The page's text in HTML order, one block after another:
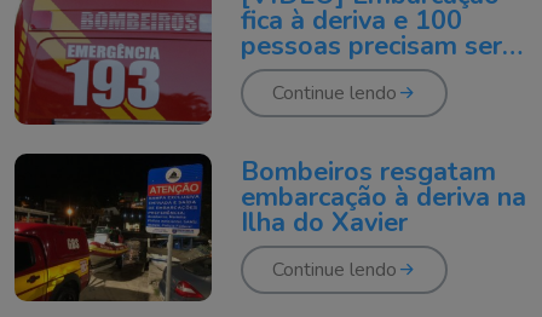
fica à deriva e 100
pessoas precisam ser
resgatadas no Rio
Araranguá
Continue lendo
Bombeiros resgatam
embarcação à deriva na
Ilha do Xavier
Continue lendo